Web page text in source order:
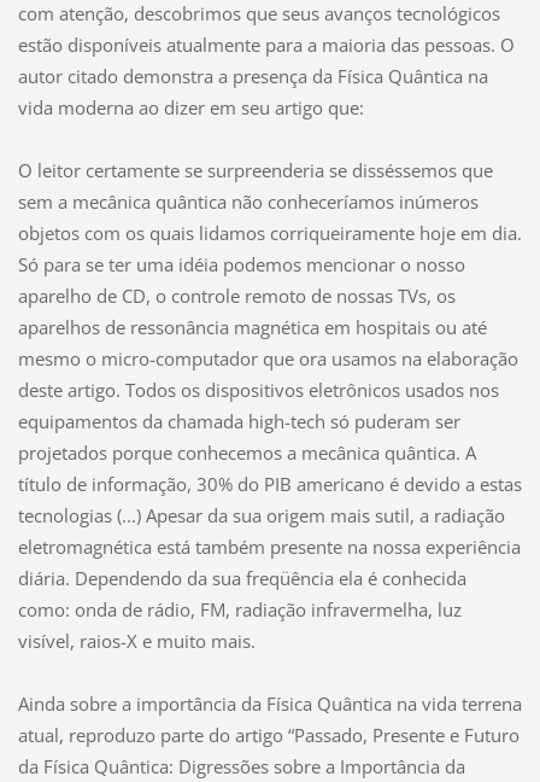
com atenção, descobrimos que seus avanços tecnológicos
estão disponíveis atualmente para a maioria das pessoas. O
autor citado demonstra a presença da Física Quântica na
vida moderna ao dizer em seu artigo que:
O leitor certamente se surpreenderia se disséssemos que
sem a mecânica quântica não conheceríamos inúmeros
objetos com os quais lidamos corriqueiramente hoje em dia.
Só para se ter uma idéia podemos mencionar o nosso
aparelho de CD, o controle remoto de nossas TVs, os
aparelhos de ressonância magnética em hospitais ou até
mesmo o micro-computador que ora usamos na elaboração
deste artigo. Todos os dispositivos eletrônicos usados nos
equipamentos da chamada high-tech só puderam ser
projetados porque conhecemos a mecânica quântica. A
título de informação, 30% do PIB americano é devido a estas
tecnologias (...) Apesar da sua origem mais sutil, a radiação
eletromagnética está também presente na nossa experiência
diária. Dependendo da sua freqüência ela é conhecida
como: onda de rádio, FM, radiação infravermelha, luz
visível, raios-X e muito mais.
Ainda sobre a importância da Física Quântica na vida terrena
atual, reproduzo parte do artigo “Passado, Presente e Futuro
da Física Quântica: Digressões sobre a Importância da